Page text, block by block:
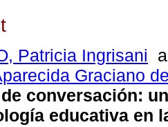
Patricia Ingrisani
Graciano
conversación:
educativa en